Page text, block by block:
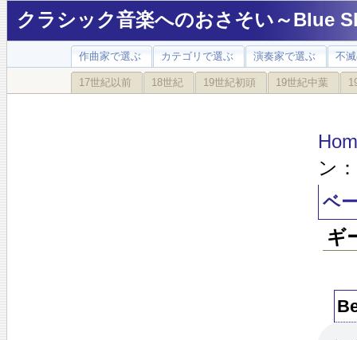
クラシック音楽へのおさそい～Blue
作曲家で選ぶ カテゴリで選ぶ 演奏家で選ぶ 不
17世紀以前 18世紀 19世紀初頭 19世紀中葉
ン
ベ
ギ